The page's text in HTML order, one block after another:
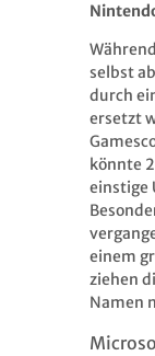
selbst
durch
ersetzt
könnte
einstige
einem
ziehen
Namen